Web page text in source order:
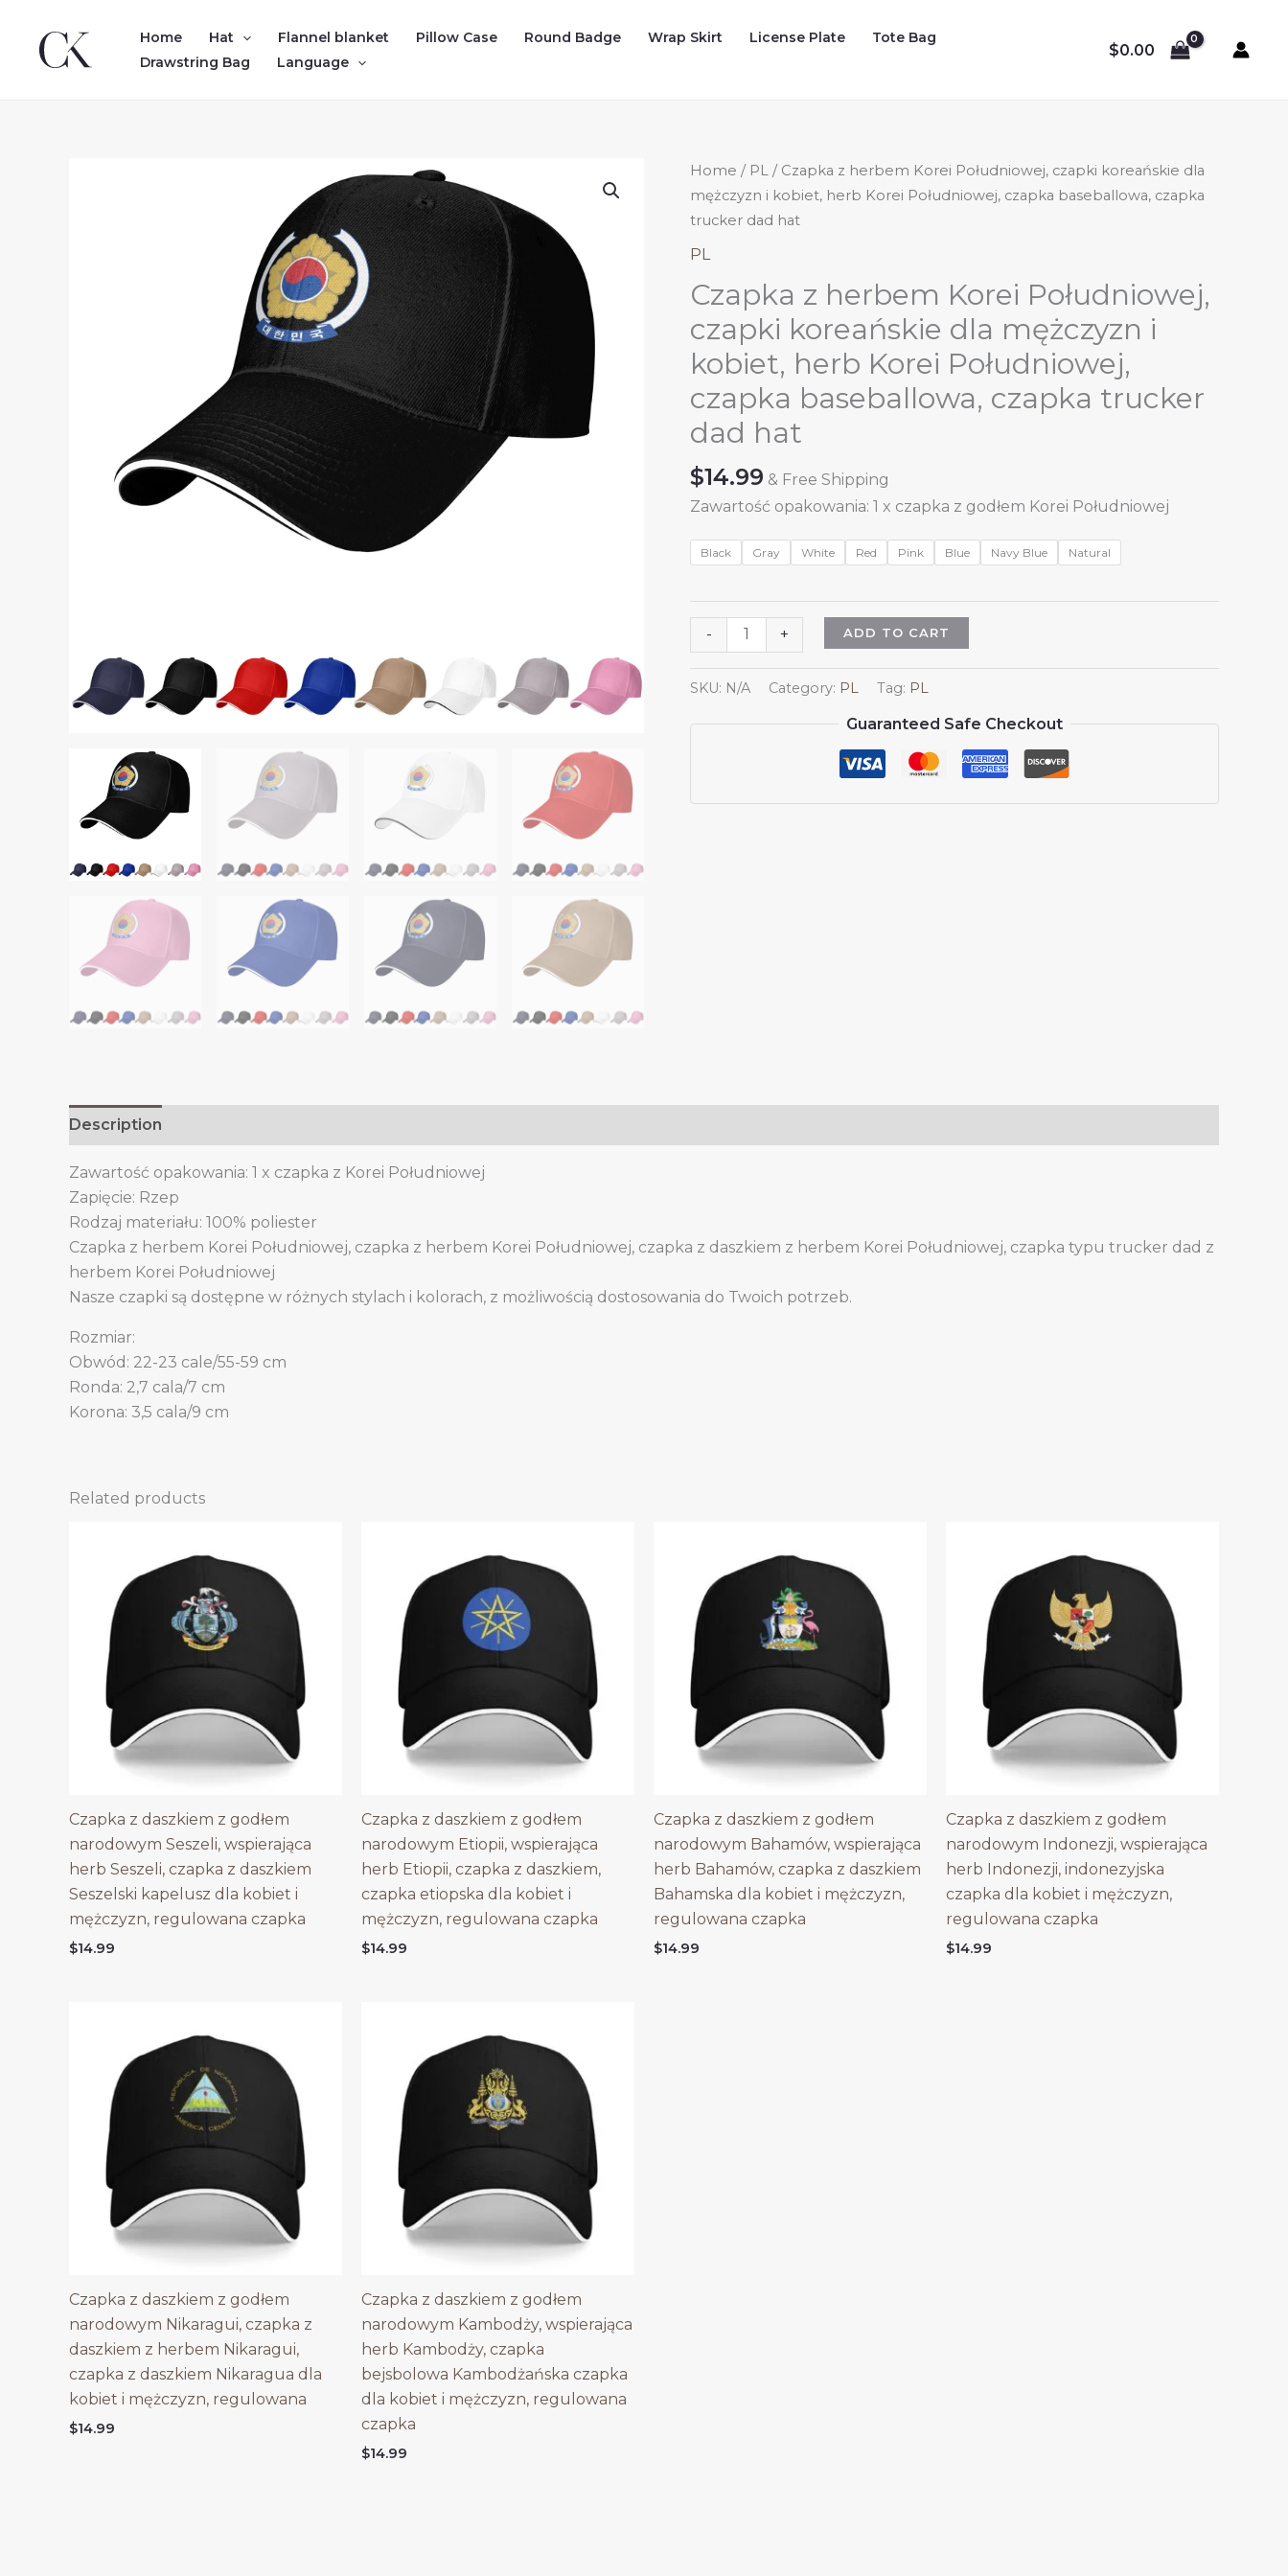
content
Home Hat Flannel blanket Pillow Case Round Badge Wrap Skirt License Plate
Tote Bag
Drawstring Bag
Language
$0.00
Home / PL / Czapka z herbem Korei Południowej, czapki koreańskie dla
mężczyzn i kobiet, herb Korei Południowej, czapka baseballowa, czapka
trucker dad hat
PL
Czapka z herbem Korei Południowej,
czapki koreańskie dla mężczyzn i
kobiet, herb Korei Południowej,
czapka baseballowa, czapka trucker
dad hat
$14.99 & Free Shipping
Zawartość opakowania: 1 x czapka z godłem Korei Południowej
Black Gray White Red Pink Blue Navy Blue Natural
-
Czapka
z
herbem
Południowej,
dla
hat
+ ADD TO CART
SKU: N/A Category: PL Tag: PL
Guaranteed Safe Checkout
Description
Zawartość opakowania: 1 x czapka z Korei Południowej
Zapięcie: Rzep
Rodzaj materiału: 100% poliester
Czapka z herbem Korei Południowej, czapka z herbem Korei Południowej, czapka z daszkiem z herbem Korei Południowej, czapka typu trucker dad z
herbem Korei Południowej
Nasze czapki są dostępne w różnych stylach i kolorach, z możliwością dostosowania do Twoich potrzeb.
Rozmiar:
Obwód: 22-23 cale/55-59 cm
Ronda: 2,7 cala/7 cm
Korona: 3,5 cala/9 cm
Related products
Czapka z daszkiem z godłem
narodowym Seszeli, wspierająca
herb Seszeli, czapka z daszkiem
Seszelski kapelusz dla kobiet i
mężczyzn, regulowana czapka
$14.99
Czapka z daszkiem z godłem
narodowym Etiopii, wspierająca
herb Etiopii, czapka z daszkiem,
czapka etiopska dla kobiet i
mężczyzn, regulowana czapka
$14.99
Czapka z daszkiem z godłem
narodowym Bahamów, wspierająca
herb Bahamów, czapka z daszkiem
Bahamska dla kobiet i mężczyzn,
regulowana czapka
$14.99
Czapka z daszkiem z godłem
narodowym Indonezji, wspierająca
herb Indonezji, indonezyjska
czapka dla kobiet i mężczyzn,
regulowana czapka
$14.99
Czapka z daszkiem z godłem
narodowym Nikaragui, czapka z
daszkiem z herbem Nikaragui,
czapka z daszkiem Nikaragua dla
kobiet i mężczyzn, regulowana
$14.99
Czapka z daszkiem z godłem
narodowym Kambodży, wspierająca
herb Kambodży, czapka
bejsbolowa Kambodżańska czapka
dla kobiet i mężczyzn, regulowana
czapka
$14.99